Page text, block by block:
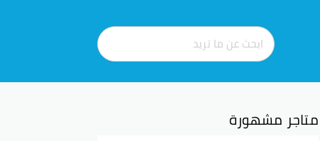
متاجر مشهورة